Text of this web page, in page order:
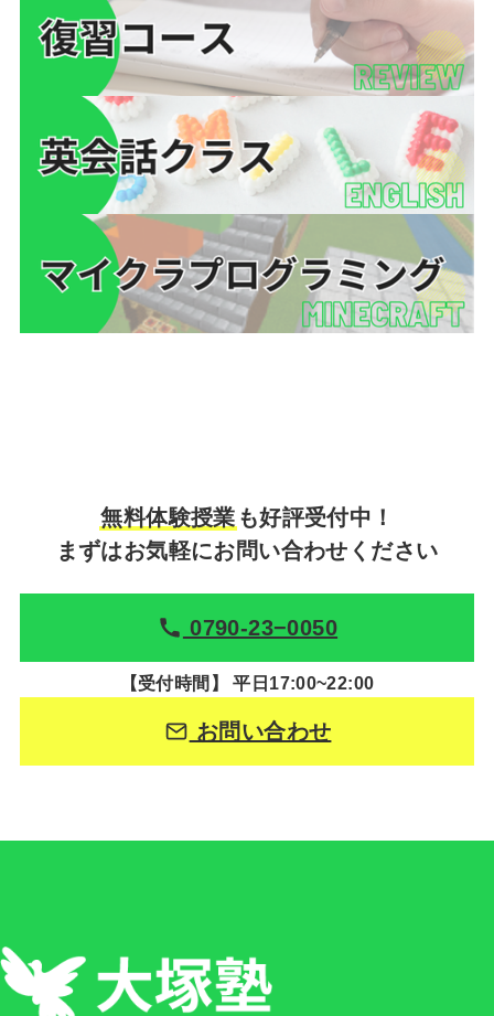
無料体験授業 も好評受付中！
まずはお気軽にお問い合わせください
0790-23−0050
【受付時間】 平日17:00~22:00
お問い合わせ